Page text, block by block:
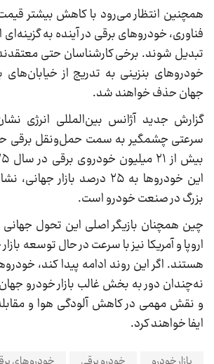
همچنین انتظار می‌رود با کاهش بیشتر
فناوری، خودروهای برقی در آینده به گزینه‌ای
تبدیل شوند. برخی کارشناسان حتی
خودروهای بنزینی به تدریج از خیابان‌های
جهان حذف خواهند شد.
گزارش جدید آژانس بین‌المللی انرژی
سرعتی چشمگیر به سمت حمل‌ونقل برقی
این خودروها به ۲۵ درصد بازار
بزرگ در صنعت خودرو است.
چین همچنان بازیگر اصلی این تحول جهانی
اروپا و آمریکا نیز با سرعت در حال توسعه
هستند. اگر این روند ادامه پیدا کند،
نه‌چندان دور به بخش غالب بازار خودرو
و نقش مهمی در کاهش آلودگی هوا و مقابله
ایفا خواهند کرد.